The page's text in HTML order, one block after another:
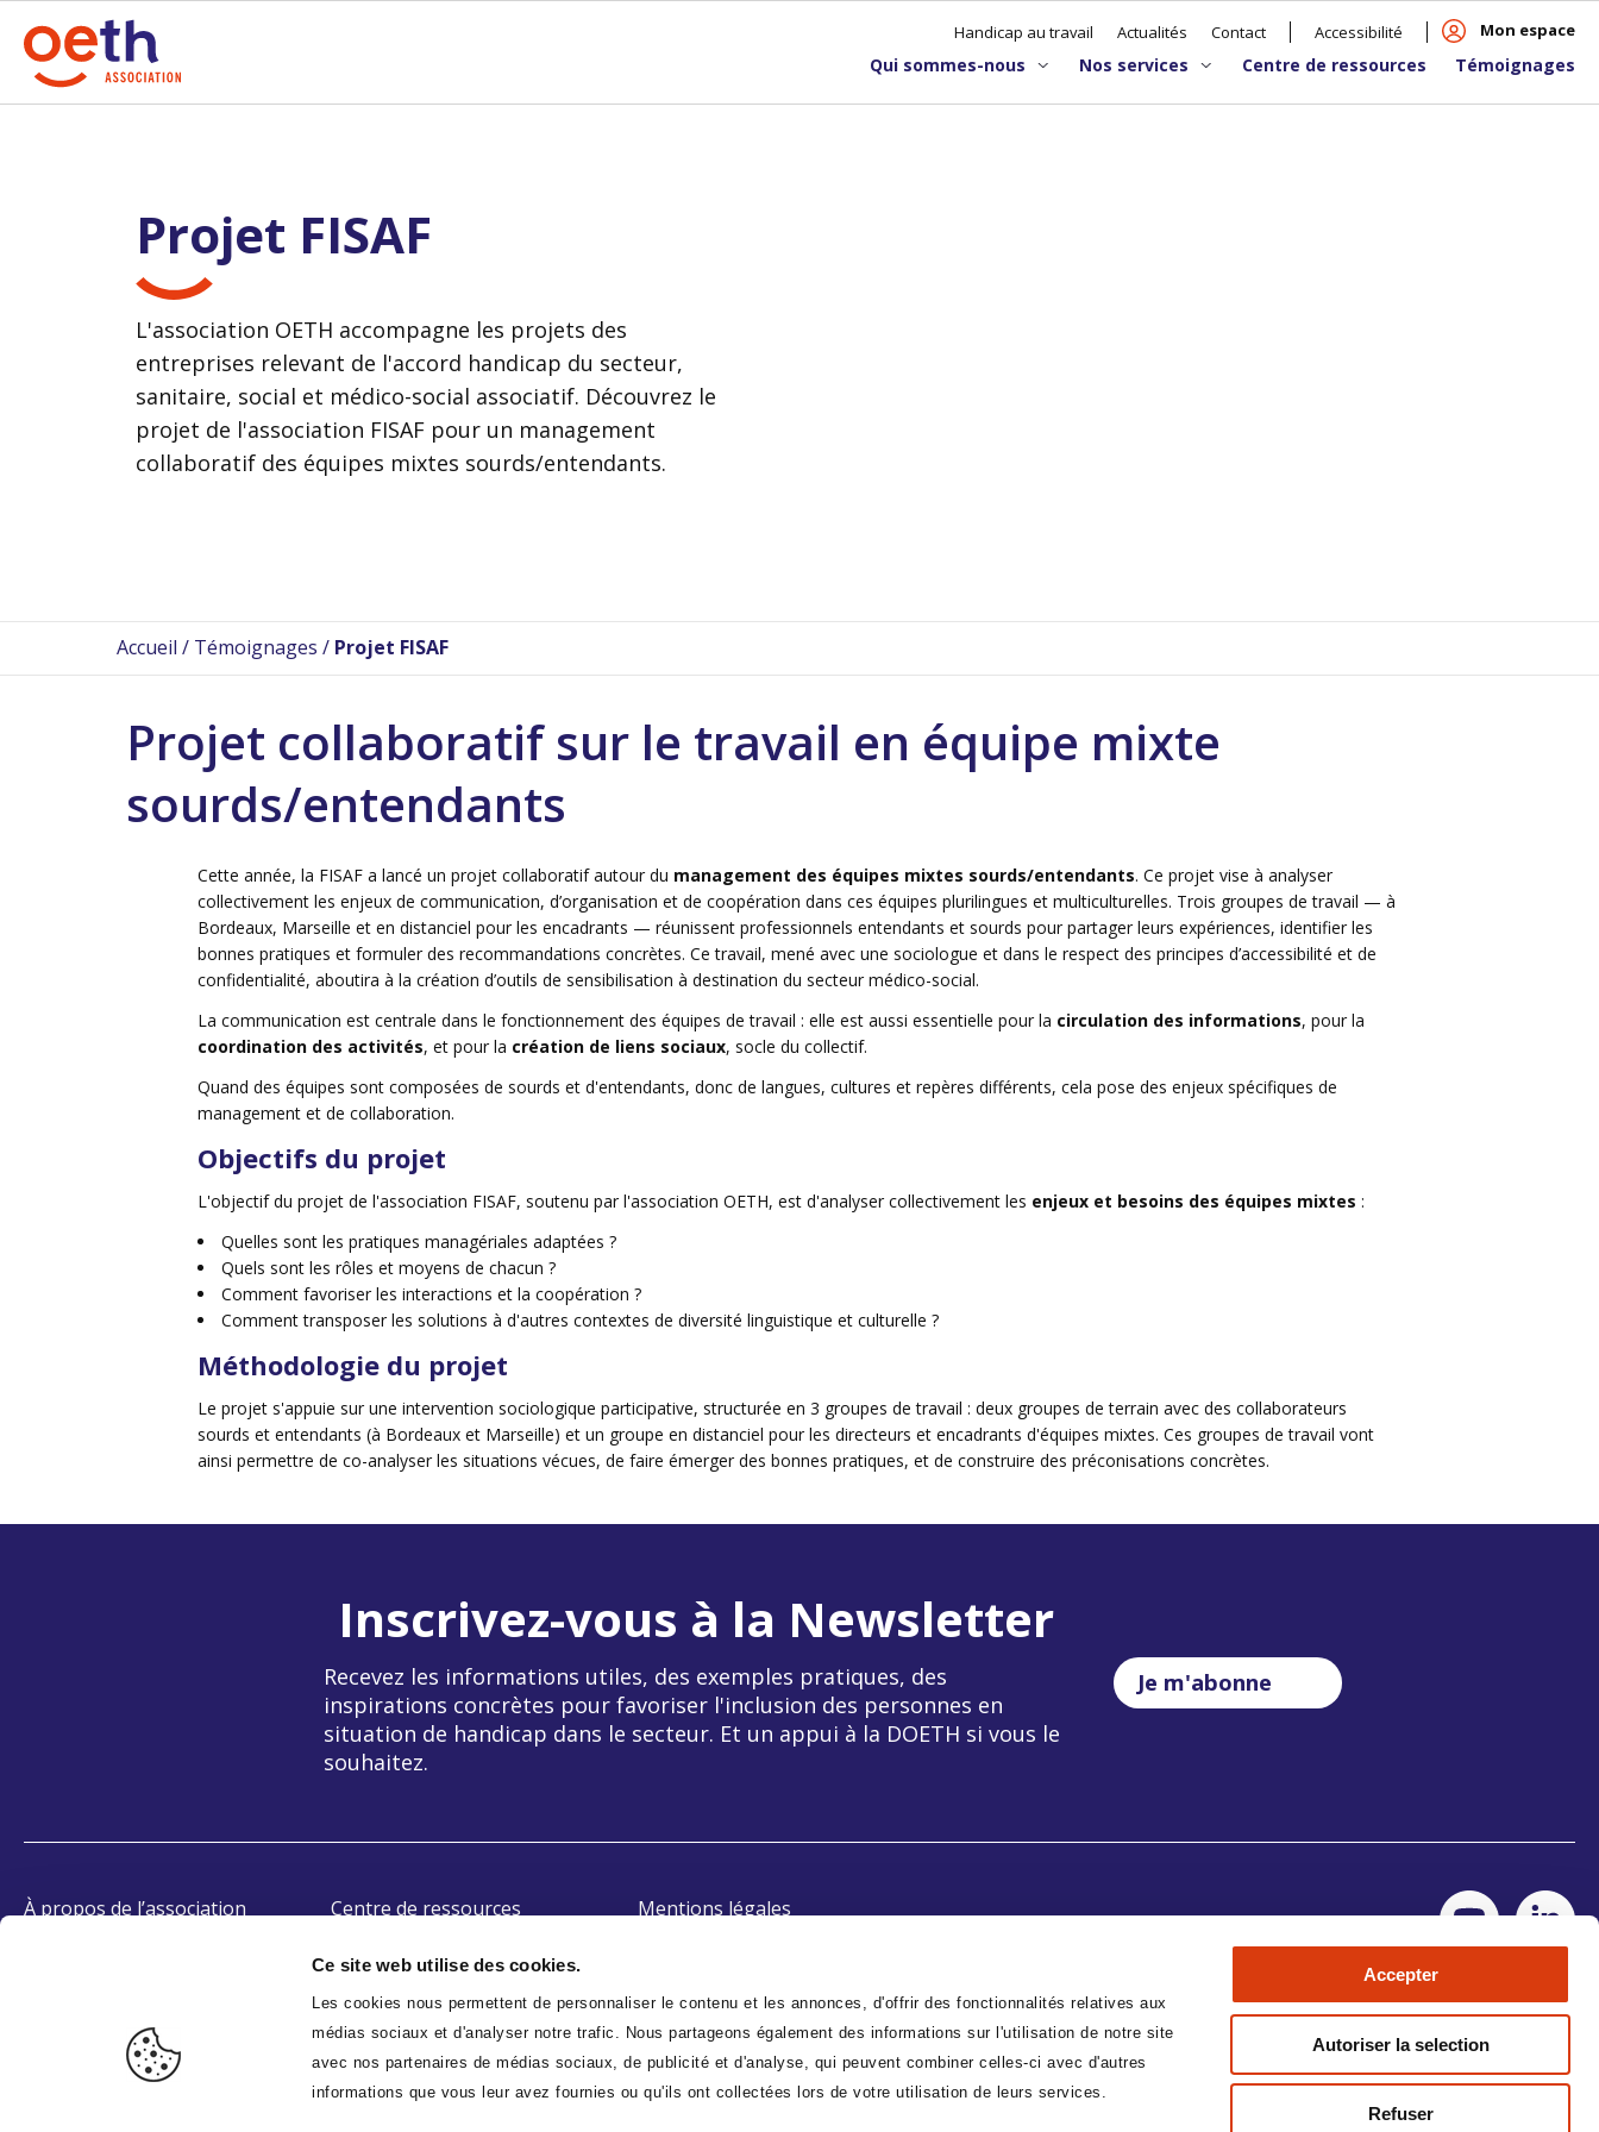
Ce site web utilise des cookies.
Les cookies nous permettent de personnaliser le contenu et les annonces, d'offrir des fonctionnalités relatives aux
médias sociaux et d'analyser notre trafic. Nous partageons également des informations sur l'utilisation de notre site
avec nos partenaires de médias sociaux, de publicité et d'analyse, qui peuvent combiner celles-ci avec d'autres
informations que vous leur avez fournies ou qu'ils ont collectées lors de votre utilisation de leurs services.
Accepter
Autoriser la selection
Refuser
Handicap au travail Actualités Contact Accessibilité Mon espace
Qui sommes-nous Nos services Centre de ressources Témoignages
Projet FISAF
L'association OETH accompagne les projets des
entreprises relevant de l'accord handicap du secteur,
sanitaire, social et médico-social associatif. Découvrez le
projet de l'association FISAF pour un management
collaboratif des équipes mixtes sourds/entendants.
Accueil / Témoignages / Projet FISAF
Projet collaboratif sur le travail en équipe mixte
sourds/entendants
Cette année, la FISAF a lancé un projet collaboratif autour du management des équipes mixtes sourds/entendants. Ce projet vise à analyser
collectivement les enjeux de communication, d’organisation et de coopération dans ces équipes plurilingues et multiculturelles. Trois groupes de travail — à
Bordeaux, Marseille et en distanciel pour les encadrants — réunissent professionnels entendants et sourds pour partager leurs expériences, identifier les
bonnes pratiques et formuler des recommandations concrètes. Ce travail, mené avec une sociologue et dans le respect des principes d’accessibilité et de
confidentialité, aboutira à la création d’outils de sensibilisation à destination du secteur médico-social.
La communication est centrale dans le fonctionnement des équipes de travail : elle est aussi essentielle pour la circulation des informations, pour la
coordination des activités, et pour la création de liens sociaux, socle du collectif.
Quand des équipes sont composées de sourds et d'entendants, donc de langues, cultures et repères différents, cela pose des enjeux spécifiques de
management et de collaboration.
Objectifs du projet
L'objectif du projet de l'association FISAF, soutenu par l'association OETH, est d'analyser collectivement les enjeux et besoins des équipes mixtes :
Quelles sont les pratiques managériales adaptées ?
Quels sont les rôles et moyens de chacun ?
Comment favoriser les interactions et la coopération ?
Comment transposer les solutions à d'autres contextes de diversité linguistique et culturelle ?
Méthodologie du projet
Le projet s'appuie sur une intervention sociologique participative, structurée en 3 groupes de travail : deux groupes de terrain avec des collaborateurs
sourds et entendants (à Bordeaux et Marseille) et un groupe en distanciel pour les directeurs et encadrants d'équipes mixtes. Ces groupes de travail vont
ainsi permettre de co-analyser les situations vécues, de faire émerger des bonnes pratiques, et de construire des préconisations concrètes.
Inscrivez-vous à la Newsletter
Recevez les informations utiles, des exemples pratiques, des
inspirations concrètes pour favoriser l'inclusion des personnes en
situation de handicap dans le secteur. Et un appui à la DOETH si vous le
souhaitez.
Je m'abonne
À propos de l’association
Centre de ressources
Accessibilité
Mentions légales